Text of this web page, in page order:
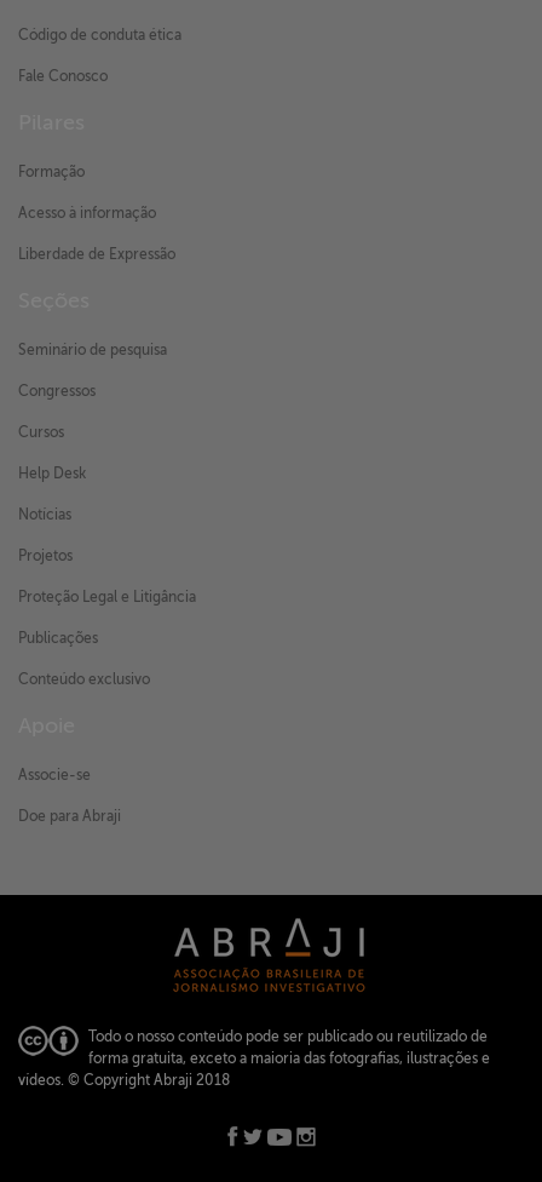
Código de conduta ética
Fale Conosco
Formação
Acesso à informação
Liberdade de Expressão
Seminário de pesquisa
Congressos
Cursos
Help Desk
Notícias
Projetos
Proteção Legal e Litigância
Publicações
Conteúdo exclusivo
Associe-se
Doe para Abraji
Todo o nosso conteúdo pode ser publicado ou reutilizado de
forma gratuita, exceto a maioria das fotografias, ilustrações e
vídeos. © Copyright Abraji 2018